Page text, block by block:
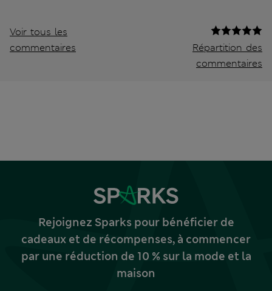
Voir tous les
commentaires
Répartition des
commentaires
Rejoignez Sparks pour bénéficier de
cadeaux et de récompenses, à commencer
par une réduction de 10 % sur la mode et la
maison